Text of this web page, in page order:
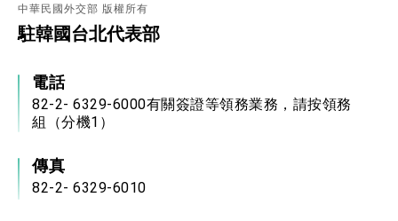
團結 迎風轉型 穩健前行
賴總統就職演說影片
外交部重要言論
中華民國外交部 版權所有
駐韓國台北代表部
電話
82-2- 6329-6000有關簽證等領務業務，請按領務
組（分機1）
傳真
82-2- 6329-6010